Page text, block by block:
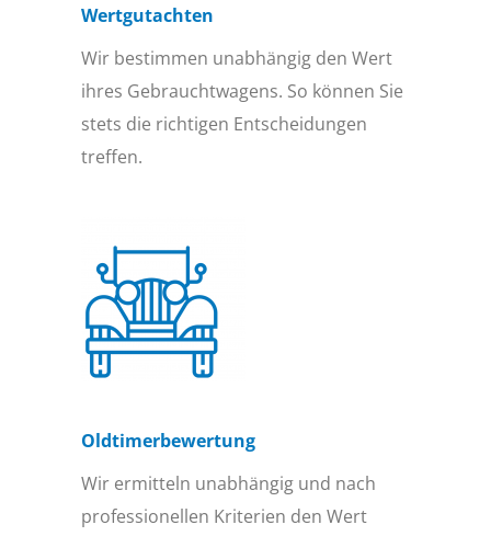
Wertgutachten
Wir bestimmen unabhängig den Wert
ihres Gebrauchtwagens. So können Sie
stets die richtigen Entscheidungen
treffen.
Oldtimer­bewertung
Wir ermitteln unabhängig und nach
professionellen Kriterien den Wert